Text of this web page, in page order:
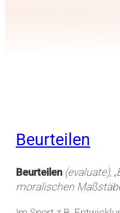
Beurteilen
Beurteilen (evaluate),
moralischen